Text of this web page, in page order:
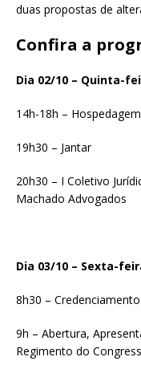
duas propostas de
Confira a
Dia 02/10 – Quinta-
14h-18h –
19h30 – Jantar
20h30 – I Coletivo
Machado Advogados
Dia 03/10 – Sexta-
8h30 – Credenciamento
9h – Abertura,
Regimento do